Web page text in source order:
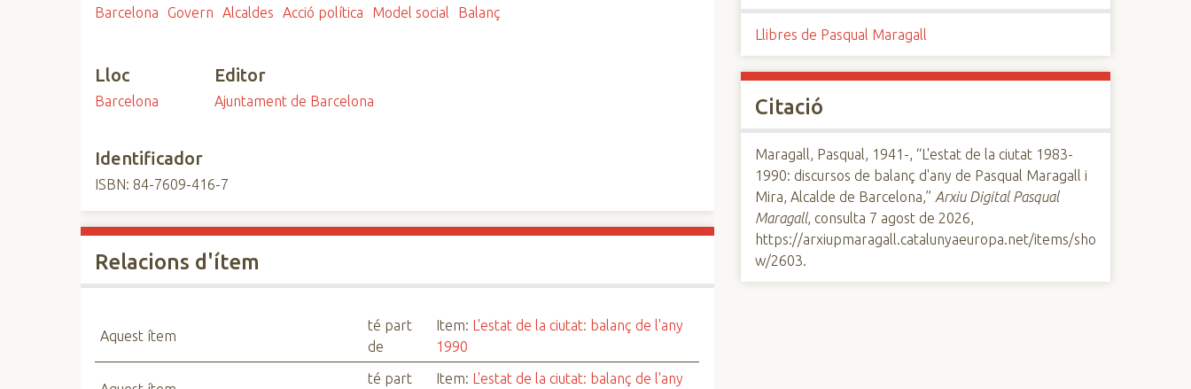
Barcelona Govern Alcaldes Acció política Model social Balanç
Lloc
Barcelona
Editor
Ajuntament de Barcelona
Identificador
ISBN: 84-7609-416-7
Relacions d'ítem
Aquest ítem
té part
de
Item: L'estat de la ciutat: balanç de l'any
1990
té part
Item: L'estat de la ciutat: balanç de l'any
Llibres de Pasqual Maragall
Citació
Maragall, Pasqual, 1941-, “L'estat de la ciutat 1983-
1990: discursos de balanç d'any de Pasqual Maragall i
Mira, Alcalde de Barcelona,” Arxiu Digital Pasqual
Maragall, consulta 7 agost de 2026,
https://arxiupmaragall.catalunyaeuropa.net/items/sho
w/2603.